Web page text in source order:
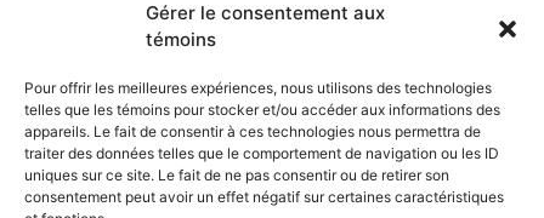
Gérer le consentement aux
témoins
Pour offrir les meilleures expériences, nous utilisons des technologies
telles que les témoins pour stocker et/ou accéder aux informations des
appareils. Le fait de consentir à ces technologies nous permettra de
traiter des données telles que le comportement de navigation ou les ID
uniques sur ce site. Le fait de ne pas consentir ou de retirer son
consentement peut avoir un effet négatif sur certaines caractéristiques
Les éditeurs
Les experts et collaborateurs